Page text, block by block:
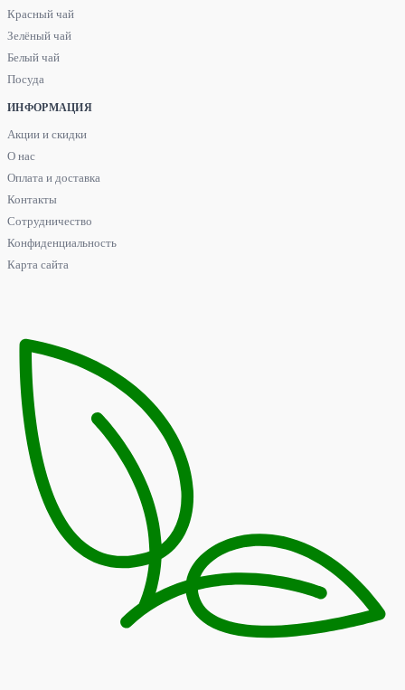
Красный чай
Зелёный чай
Белый чай
Посуда
ИНФОРМАЦИЯ
Акции и скидки
О нас
Оплата и доставка
Контакты
Сотрудничество
Конфиденциальность
Карта сайта